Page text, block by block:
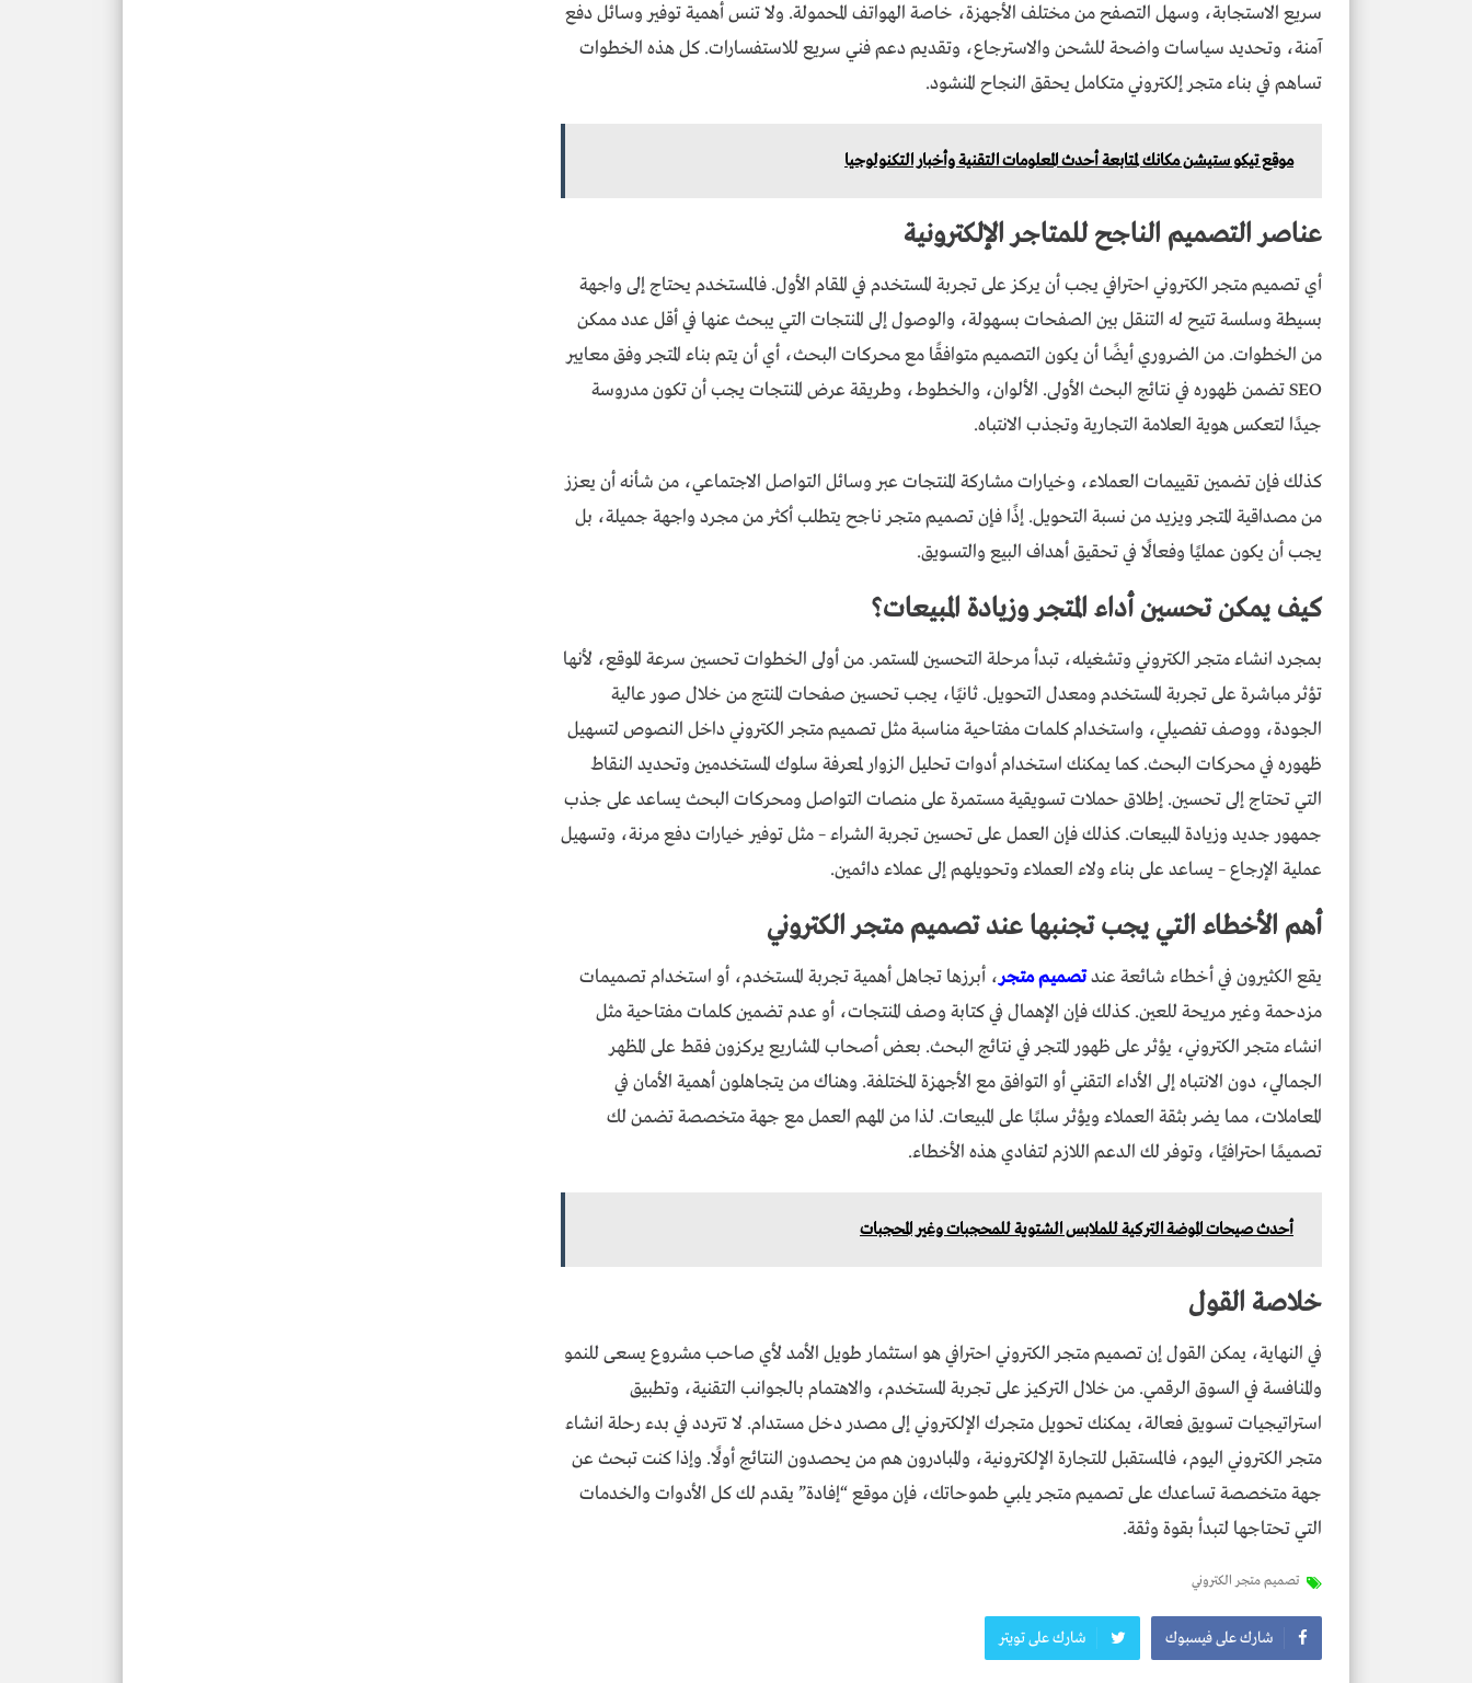
سريع الاستجابة، وسهل التصفح من مختلف الأجهزة، خاصة الهواتف المحمولة. ولا تنس أهمية توفير وسائل دفع
آمنة، وتحديد سياسات واضحة للشحن والاسترجاع، وتقديم دعم فني سريع للاستفسارات. كل هذه الخطوات
تساهم في بناء متجر إلكتروني متكامل يحقق النجاح المنشود.
موقع تيكو ستيشن مكانك لمتابعة أحدث المعلومات التقنية وأخبار التكنولوجيا
عناصر التصميم الناجح للمتاجر الإلكترونية
أي تصميم متجر الكتروني احترافي يجب أن يركز على تجربة المستخدم في المقام الأول. فالمستخدم يحتاج إلى واجهة
بسيطة وسلسة تتيح له التنقل بين الصفحات بسهولة، والوصول إلى المنتجات التي يبحث عنها في أقل عدد ممكن
من الخطوات. من الضروري أيضًا أن يكون التصميم متوافقًا مع محركات البحث، أي أن يتم بناء المتجر وفق معايير
SEO تضمن ظهوره في نتائج البحث الأولى. الألوان، والخطوط، وطريقة عرض المنتجات يجب أن تكون مدروسة
جيدًا لتعكس هوية العلامة التجارية وتجذب الانتباه.
كذلك فإن تضمين تقييمات العملاء، وخيارات مشاركة المنتجات عبر وسائل التواصل الاجتماعي، من شأنه أن يعزز
من مصداقية المتجر ويزيد من نسبة التحويل. إذًا فإن تصميم متجر ناجح يتطلب أكثر من مجرد واجهة جميلة، بل
يجب أن يكون عمليًا وفعالًا في تحقيق أهداف البيع والتسويق.
كيف يمكن تحسين أداء المتجر وزيادة المبيعات؟
بمجرد انشاء متجر الكتروني وتشغيله، تبدأ مرحلة التحسين المستمر. من أولى الخطوات تحسين سرعة الموقع، لأنها
تؤثر مباشرة على تجربة المستخدم ومعدل التحويل. ثانيًا، يجب تحسين صفحات المنتج من خلال صور عالية
الجودة، ووصف تفصيلي، واستخدام كلمات مفتاحية مناسبة مثل تصميم متجر الكتروني داخل النصوص لتسهيل
ظهوره في محركات البحث. كما يمكنك استخدام أدوات تحليل الزوار لمعرفة سلوك المستخدمين وتحديد النقاط
التي تحتاج إلى تحسين. إطلاق حملات تسويقية مستمرة على منصات التواصل ومحركات البحث يساعد على جذب
جمهور جديد وزيادة المبيعات. كذلك فإن العمل على تحسين تجربة الشراء – مثل توفير خيارات دفع مرنة، وتسهيل
عملية الإرجاع – يساعد على بناء ولاء العملاء وتحويلهم إلى عملاء دائمين.
أهم الأخطاء التي يجب تجنبها عند تصميم متجر الكتروني
يقع الكثيرون في أخطاء شائعة عندتصميم متجر، أبرزها تجاهل أهمية تجربة المستخدم، أو استخدام تصميمات
مزدحمة وغير مريحة للعين. كذلك فإن الإهمال في كتابة وصف المنتجات، أو عدم تضمين كلمات مفتاحية مثل
انشاء متجر الكتروني، يؤثر على ظهور المتجر في نتائج البحث. بعض أصحاب المشاريع يركزون فقط على المظهر
الجمالي، دون الانتباه إلى الأداء التقني أو التوافق مع الأجهزة المختلفة. وهناك من يتجاهلون أهمية الأمان في
المعاملات، مما يضر بثقة العملاء ويؤثر سلبًا على المبيعات. لذا من المهم العمل مع جهة متخصصة تضمن لك
تصميمًا احترافيًا، وتوفر لك الدعم اللازم لتفادي هذه الأخطاء.
أحدث صيحات الموضة التركية للملابس الشتوية للمحجبات وغير المحجبات
خلاصة القول
في النهاية، يمكن القول إن تصميم متجر الكتروني احترافي هو استثمار طويل الأمد لأي صاحب مشروع يسعى للنمو
والمنافسة في السوق الرقمي. من خلال التركيز على تجربة المستخدم، والاهتمام بالجوانب التقنية، وتطبيق
استراتيجيات تسويق فعالة، يمكنك تحويل متجرك الإلكتروني إلى مصدر دخل مستدام. لا تتردد في بدء رحلة انشاء
متجر الكتروني اليوم، فالمستقبل للتجارة الإلكترونية، والمبادرون هم من يحصدون النتائج أولًا. وإذا كنت تبحث عن
جهة متخصصة تساعدك على تصميم متجر يلبي طموحاتك، فإن موقع “إفادة” يقدم لك كل الأدوات والخدمات
التي تحتاجها لتبدأ بقوة وثقة.
تصميم متجر الكتروني
شارك على فيسبوك شارك على تويتر